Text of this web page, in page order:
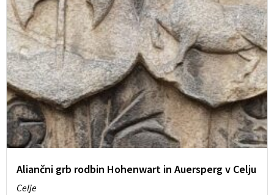
Aliančni grb rodbin Hohenwart in Auersperg v Celju
Celje